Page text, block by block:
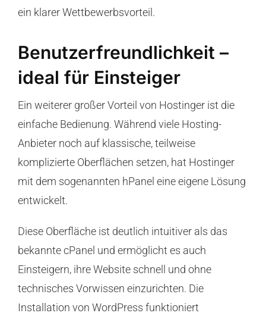
ein klarer Wettbewerbsvorteil.
Benutzerfreundlichkeit –
ideal für Einsteiger
Ein weiterer großer Vorteil von Hostinger ist die
einfache Bedienung. Während viele Hosting-
Anbieter noch auf klassische, teilweise
komplizierte Oberflächen setzen, hat Hostinger
mit dem sogenannten hPanel eine eigene Lösung
entwickelt.
Diese Oberfläche ist deutlich intuitiver als das
bekannte cPanel und ermöglicht es auch
Einsteigern, ihre Website schnell und ohne
technisches Vorwissen einzurichten. Die
Installation von WordPress funktioniert